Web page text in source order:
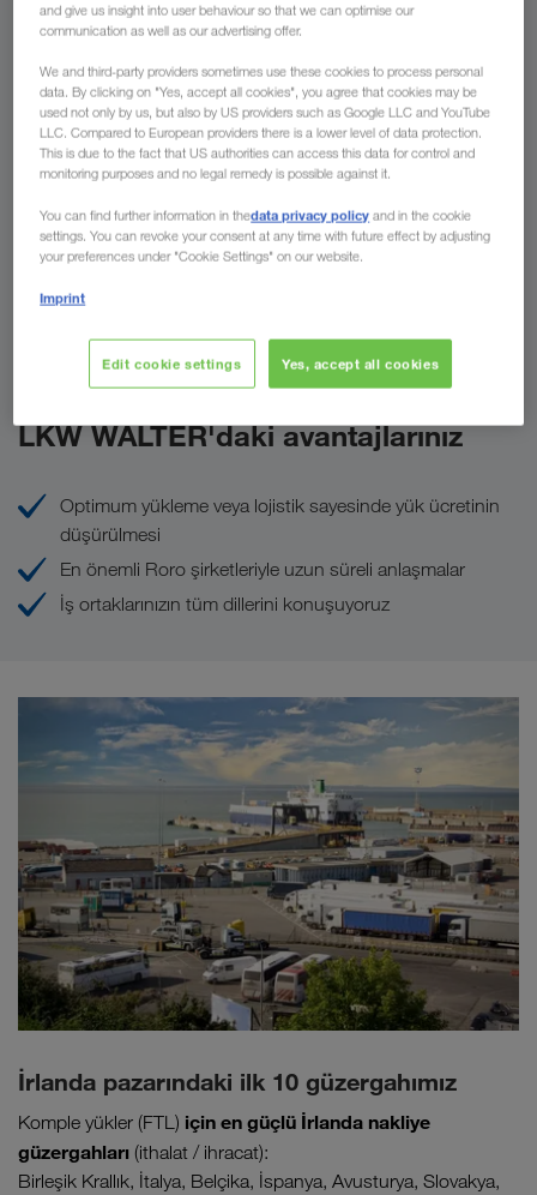
Yükleme yeri
Türkiye
Yük indirme yeri
Ülke
Şimdi talep edin
LKW WALTER'daki avantajlarınız
Optimum yükleme veya lojistik sayesinde yük ücretinin
düşürülmesi
En önemli Roro şirketleriyle uzun süreli anlaşmalar
İş ortaklarınızın tüm dillerini konuşuyoruz
İrlanda pazarındaki ilk 10 güzergahımız
Komple yükler (FTL) için en güçlü İrlanda nakliye
güzergahları (ithalat / ihracat):
Birleşik Krallık, İtalya, Belçika, İspanya, Avusturya, Slovakya,
and give us insight into user behaviour so that we can optimise our
communication as well as our advertising offer.
We and third-party providers sometimes use these cookies to process personal
data. By clicking on "Yes, accept all cookies", you agree that cookies may be
used not only by us, but also by US providers such as Google LLC and YouTube
LLC. Compared to European providers there is a lower level of data protection.
This is due to the fact that US authorities can access this data for control and
monitoring purposes and no legal remedy is possible against it.
You can find further information in thedata privacy policy and in the cookie
settings. You can revoke your consent at any time with future effect by adjusting
your preferences under "Cookie Settings" on our website.
Imprint
Edit cookie settings Yes, accept all cookies